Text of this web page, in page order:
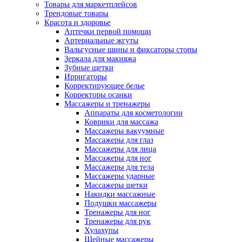
Товары для маркетплейсов
Трендовые товары
Красота и здоровье
Аптечки первой помощи
Артериальные жгуты
Вальгусные шины и фиксаторы стопы
Зеркала для макияжа
Зубные щетки
Ирригаторы
Корректирующее белье
Корректоры осанки
Массажеры и тренажеры
Аппараты для косметологии
Коврики для массажа
Массажеры вакуумные
Массажеры для глаз
Массажеры для лица
Массажеры для ног
Массажеры для тела
Массажеры ударные
Массажеры щетки
Накидки массажные
Подушки массажеры
Тренажеры для ног
Тренажеры для рук
Хулахупы
Шейные массажеры